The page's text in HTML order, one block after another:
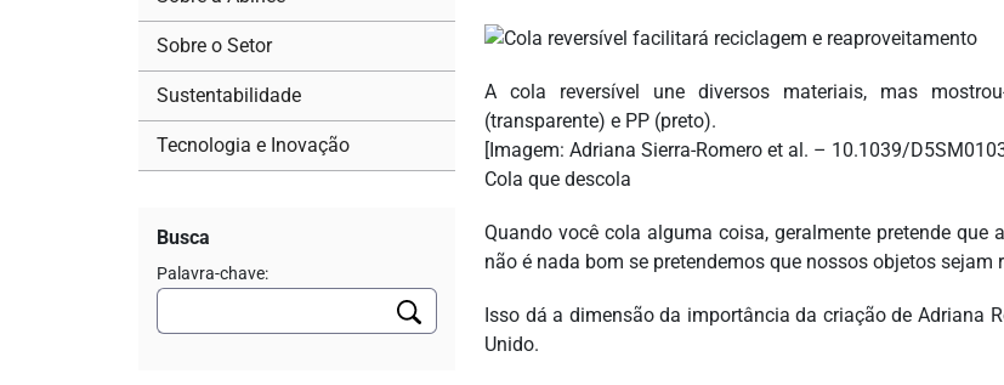
A cola reversível une diversos materiais, mas
(transparente) e PP (preto).
[Imagem: Adriana Sierra-Romero et al. – 10.1039/
Cola que descola
Quando você cola alguma coisa, geralmente pretende
não é nada bom se pretendemos que nossos objetos
Isso dá a dimensão da importância da criação de Adriana
Unido.
Sobre o Setor
Sustentabilidade
Tecnologia e Inovação
Busca
Palavra-chave: